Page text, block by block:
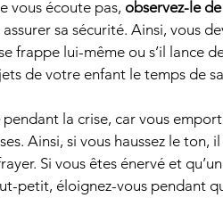
vous écoute pas, observez-le
sa sécurité. Ainsi, vous
frappe lui-même ou s’il lance
de votre enfant le temps de
pendant la crise, car vous
Ainsi, si vous haussez le
Si vous êtes énervé et
petit, éloignez-vous pendant